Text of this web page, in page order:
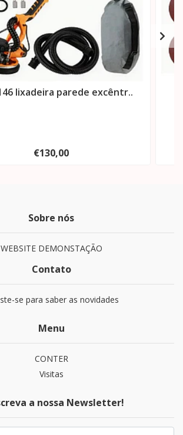
lixadeira parede excêntr..
€130,00
Sobre nós
WEBSITE DEMONSTAÇÃO
Contato
se para saber as novidades
Menu
CONTER
Visitas
a nossa Newsletter!